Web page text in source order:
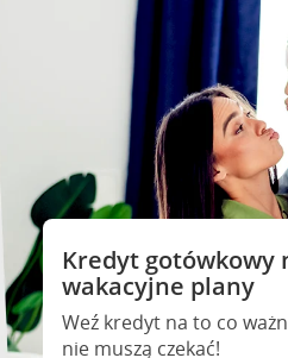
Kredyt gotówkowy
wakacyjne plany
Weź kredyt na to co
nie muszą czekać!